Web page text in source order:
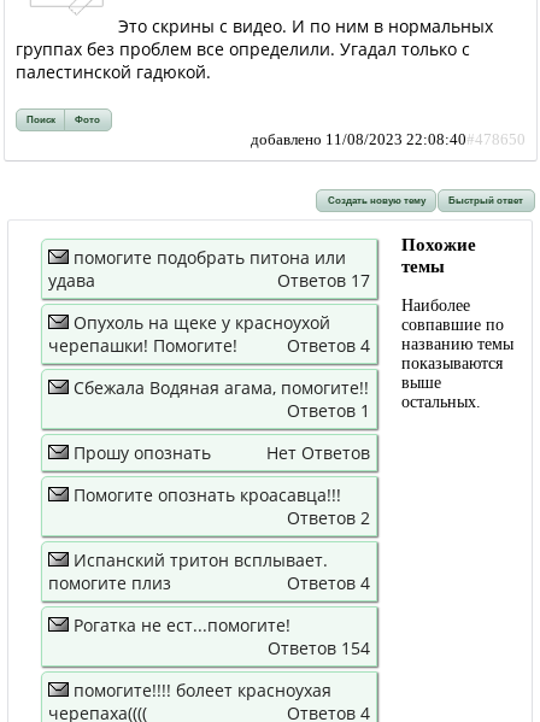
Это скрины с видео. И по ним в нормальных
группах без проблем все определили. Угадал только с
палестинской гадюкой.
Поиск Фото
добавлено 11/08/2023 22:08:40#478650
Создать новую тему Быстрый ответ
помогите подобрать питона или
удава
Ответов 17
Опухоль на щеке у красноухой
черепашки! Помогите!
Ответов 4
Сбежала Водяная агама, помогите!!
Ответов 1
Прошу опознать
Нет Ответов
Помогите опознать кроасавца!!!
Ответов 2
Испанский тритон всплывает.
помогите плиз
Ответов 4
Рогатка не ест...помогите!
Ответов 154
помогите!!!! болеет красноухая
черепаха((((
Ответов 4
Похожие
темы
Наиболее
совпавшие по
названию темы
показываются
выше
остальных.